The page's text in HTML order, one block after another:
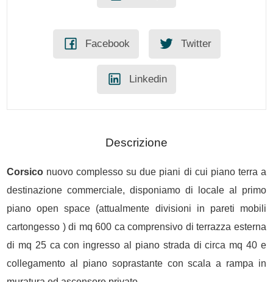
Facebook Twitter
Linkedin
Descrizione
Corsico nuovo complesso su due piani di cui piano terra a
destinazione commerciale, disponiamo di locale al primo
piano open space (attualmente divisioni in pareti mobili
cartongesso ) di mq 600 ca comprensivo di terrazza esterna
di mq 25 ca con ingresso al piano strada di circa mq 40 e
collegamento al piano soprastante con scala a rampa in